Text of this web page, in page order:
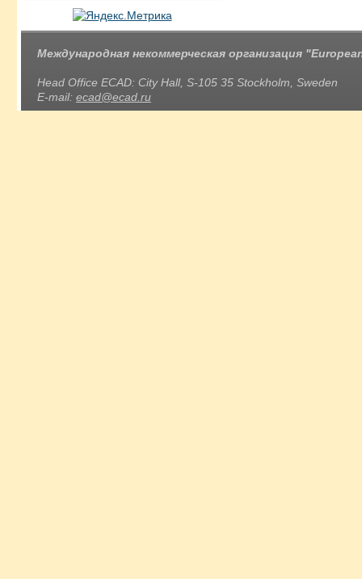
Международная некоммерческая организация
Head Office ECAD: City Hall, S-105 35 Stockholm, Sweden
E-mail: ecad@ecad.ru